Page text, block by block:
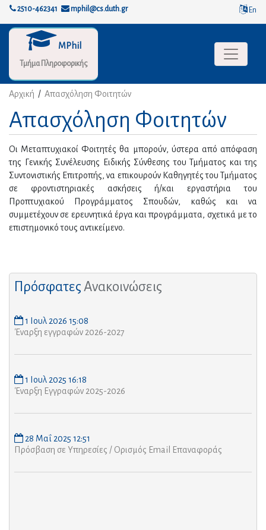
2510-462341 mphil@cs.duth.gr En
Toggle
MPhil
Τμήμα Πληροφορικής
Αρχική / Απασχόληση Φοιτητών
Απασχόληση Φοιτητών
Οι Μεταπτυχιακοί Φοιτητές θα μπορούν, ύστερα από απόφαση
της Γενικής Συνέλευσης Ειδικής Σύνθεσης του Τμήματος και της
Συντονιστικής Επιτροπής, να επικουρούν Καθηγητές του Τμήματος
σε φροντιστηριακές ασκήσεις ή/και εργαστήρια του
Προπτυχιακού Προγράμματος Σπουδών, καθώς και να
συμμετέχουν σε ερευνητικά έργα και προγράμματα, σχετικά με το
επιστημονικό τους αντικείμενο.
Πρόσφατες Ανακοινώσεις
1 Ιουλ 2026 15:08
Έναρξη εγγραφών 2026-2027
1 Ιουλ 2025 16:18
Έναρξη Εγγραφών 2025-2026
28 Μαΐ 2025 12:51
Πρόσβαση σε Υπηρεσίες / Ορισμός Email Επαναφοράς